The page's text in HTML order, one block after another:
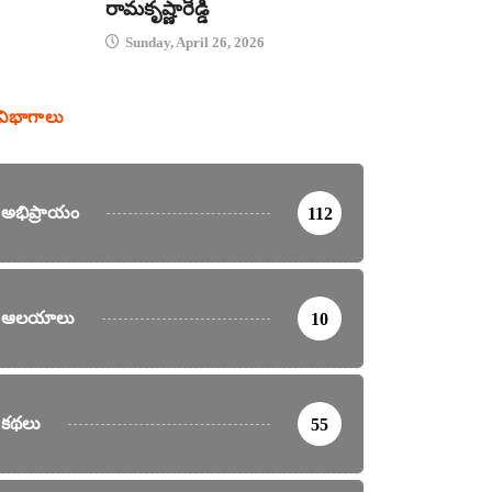
రామకృష్ణారెడ్డి
Sunday, April 26, 2026
అభిప్రాయం 112
ఆలయాలు 10
కథలు 55